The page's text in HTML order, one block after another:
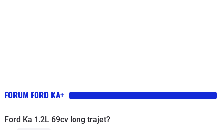
FORUM FORD KA+
Ford Ka 1.2L 69cv long trajet?